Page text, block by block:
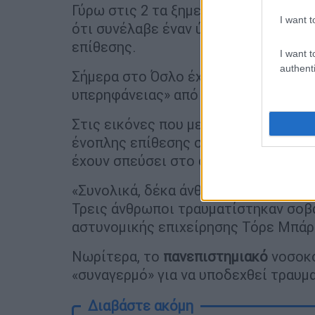
I want
I want
Γύρω στις 2 τα ξημερώματα (τοπική
ότι συνέλαβε έναν ύποπτο, ενώ
επίθεσης.
Σήμερα στο Όσλο έχει
υπερηφάνειας» από τη ΛΟΑΤΚΙ
Στις εικόνες που μετέδωσαν τα
ένοπλης επίθεσης στο νυχτερινό
έχουν σπεύσει στο σημείο.
«Συνολικά, δέκα άνθρωποι δέχθηκαν
Τρεις άνθρωποι τραυματίστηκαν
αστυνομικής επιχείρησης Τόρε
Νωρίτερα, το πανεπιστημιακό
«συναγερμό» για να υποδεχθεί
Διαβάστε ακόμη